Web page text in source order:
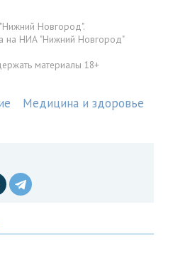
Новгород".
на НИА "Нижний Новгород"
материалы 18+
Медицина и здоровье